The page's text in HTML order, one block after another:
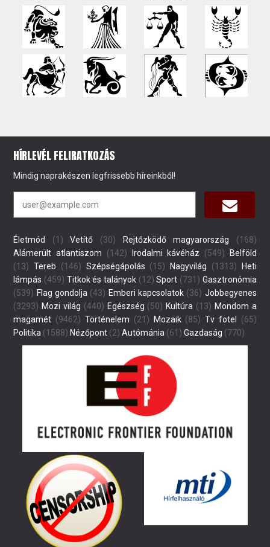
HÍRLEVÉL FELIRATKOZÁS
Mindig naprakészen legfrissebb híreinkből!
Életmód (1) Vetítő (30) Rejtőzködő magyarország (168)
Alámerült atlantiszom (142) Irodalmi kávéház (549)
Belföld
(13) Tereb (146) Szépségápolás (15) Nagyvilág (1313)
Heti
lámpás (459) Titkok és talányok (12) Sport (731) Gasztronómia
(539) Flag gondolja (43) Emberi kapcsolatok(36) Jobbegyenes
(3293) Mozi világ (440) Egészség (50) Kultúra (13) Mondom a
magamét (9462) Történelem (21) Mozaik(85) Tv fotel
(65)
Politika (1588) Nézőpont (2) Autómánia (61) Gazdaság (770)